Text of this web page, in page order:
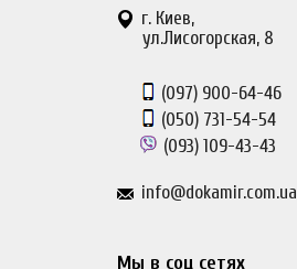
г. Киев,
ул.Лисогорская, 8
(097) 900-64-46
(050) 731-54-54
(093) 109-43-43
info@dokamir.com.ua
Мы в соц сетях